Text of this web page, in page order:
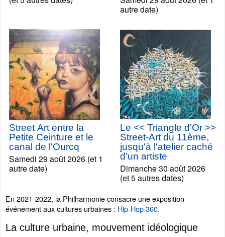
autre date)
Street Art entre la
Petite Ceinture et le
canal de l'Ourcq
Samedi 29 août 2026 (et 1
autre date)
Le << Triangle d'Or >>
Street-Art du 11ème,
jusqu'à l'atelier caché
d'un artiste
Dimanche 30 août 2026
(et 5 autres dates)
En 2021-2022, la Philharmonie consacre une exposition
événement aux cultures urbaines : Hip-Hop 360.
La culture urbaine, mouvement idéologique